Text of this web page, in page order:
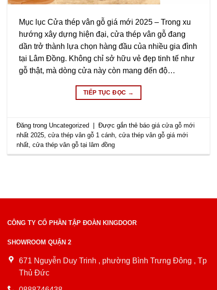
Mục lục Cửa thép vân gỗ giá mới 2025 – Trong xu
hướng xây dựng hiện đại, cửa thép vân gỗ đang
dần trở thành lựa chọn hàng đầu của nhiều gia đình
tại Lâm Đồng. Không chỉ sở hữu vẻ đẹp tinh tế như
gỗ thật, mà dòng cửa này còn mang đến độ…
TIẾP TỤC ĐỌC →
Đăng trong Uncategorized Được gắn thẻ báo giá cửa gỗ mới
nhất 2025,cửa thép vân gỗ 1 cánh,cửa thép vân gỗ giá mới
nhất,cửa thép vân gỗ tại lâm đồng
CÔNG TY CỔ PHẦN TẬP ĐOÀN KINGDOOR
SHOWROOM QUẬN 2
671 Nguyễn Duy Trinh , phường Bình Trưng Đông , Tp
Thủ Đức